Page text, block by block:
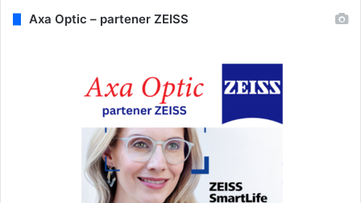
Axa Optic – partener ZEISS